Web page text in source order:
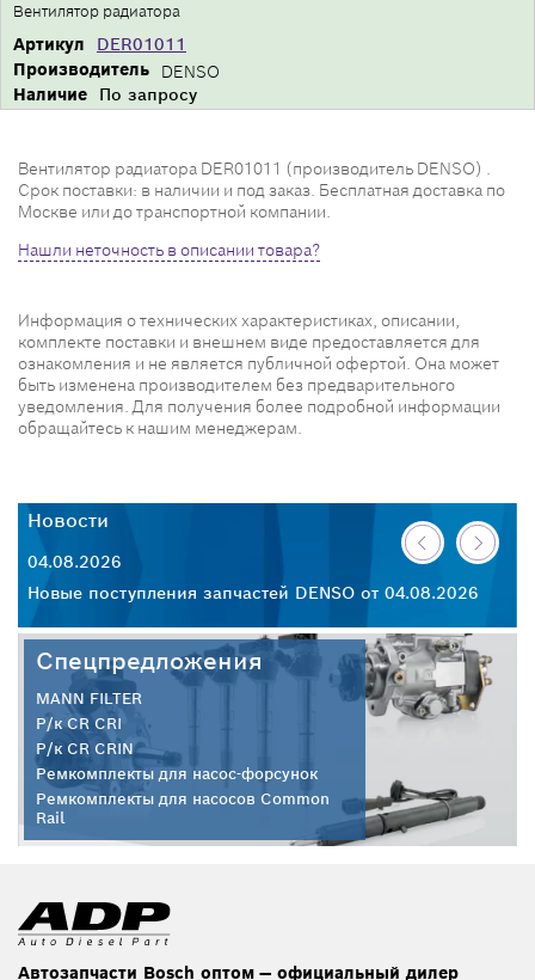
Производитель DENSO
Артикул DER01011
Вентилятор радиатора
Наличие По запросу
Вентилятор радиатора DER01011 (производитель DENSO) .
Срок поставки: в наличии и под заказ. Бесплатная доставка по
Москве или до транспортной компании.
Нашли неточность в описании товара?
Информация о технических характеристиках, описании,
комплекте поставки и внешнем виде предоставляется для
ознакомления и не является публичной офертой. Она может
быть изменена производителем без предварительного
уведомления. Для получения более подробной информации
обращайтесь к нашим менеджерам.
Новости
04.08.2026
Новые поступления запчастей DENSO от 04.08.2026
Спецпредложения
MANN FILTER
Р/к CR CRI
Р/к CR CRIN
Ремкомплекты для насос-форсунок
Ремкомплекты для насосов Common
Rail
Автозапчасти Bosch оптом — официальный дилер